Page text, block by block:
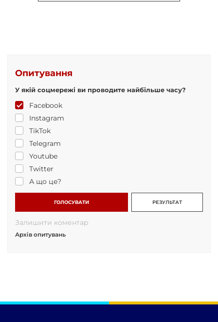
Опитування
У якій соцмережі ви проводите найбільше часу?
Facebook
Instagram
TikTok
Telegram
Youtube
Twitter
А що це?
ГОЛОСУВАТИ РЕЗУЛЬТАТ
Залишити коментар
Архів опитувань